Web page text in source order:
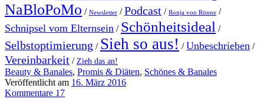
NaBloPoMo / Newsletter /Podcast / Ronja von Rönne /
Schnipsel vom Elternsein / Schönheitsideal /
Selbstoptimierung / Sieh so aus! /Unbeschrieben /
Vereinbarkeit / Zieh das an!
Beauty & Banales, Promis & Diäten, Schönes & Banales
Veröffentlicht am 16. März 2016
Kommentare 17